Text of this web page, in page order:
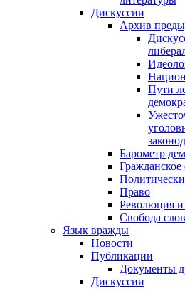
Дискуссии
Архив
Пути
Барометр
Право
Революция
Свобода
Язык вражды
Новости
Публикации
Документы
Дискуссии